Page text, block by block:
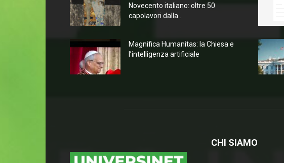
Novecento italiano: oltre 50
capolavori dalla...
Magnifica Humanitas: la Chiesa e
l’intelligenza artificiale
CHI SIAMO